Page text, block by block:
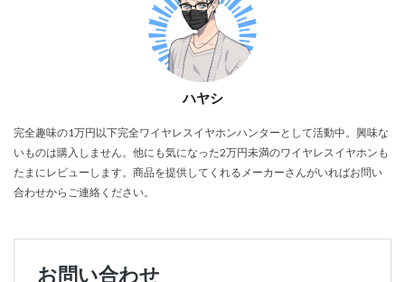
ハヤシ
完全趣味の1万円以下完全ワイヤレスイヤホンハンターとして活動中。興味な
いものは購入しません。他にも気になった2万円未満のワイヤレスイヤホンも
たまにレビューします。商品を提供してくれるメーカーさんがいればお問い
合わせからご連絡ください。